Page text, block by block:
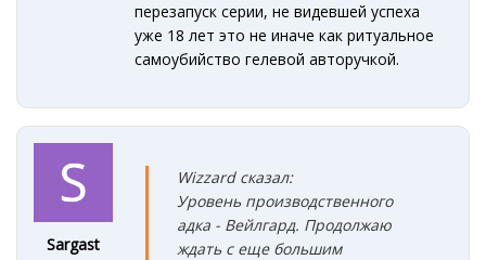
перезапуск серии, не видевшей успеха
уже 18 лет это не иначе как ритуальное
самоубийство гелевой авторучкой.
Sargast
Wizzard сказал:
Уровень производственного
адка - Вейлгард. Продолжаю
ждать с еще большим